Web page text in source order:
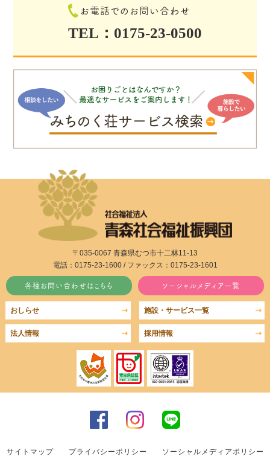
お電話でのお問い合わせ
TEL：0175-23-0500
〒035-0067 青森県むつ市十二林11-13
電話：0175-23-1600 / ファックス：0175-23-1601
各種お問い合わせはこちら ソーシャルメディア一覧
施設・サービス一覧
おしらせ
法人情報 採用情報
サイトマップ プライバシーポリシー ソーシャルメディアポリシー